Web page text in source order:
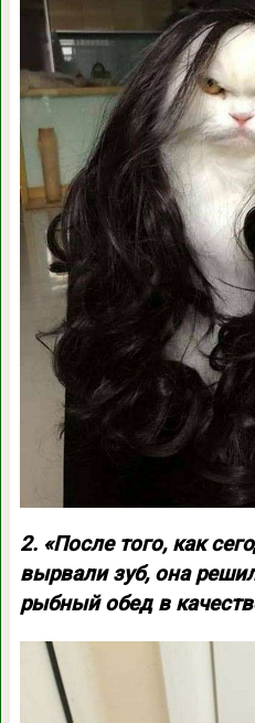
2. «После того, как
вырвали зуб, она
рыбный обед в